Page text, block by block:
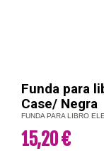
Funda para
Case/ Negra
FUNDA PARA LIBRO
15,20 €